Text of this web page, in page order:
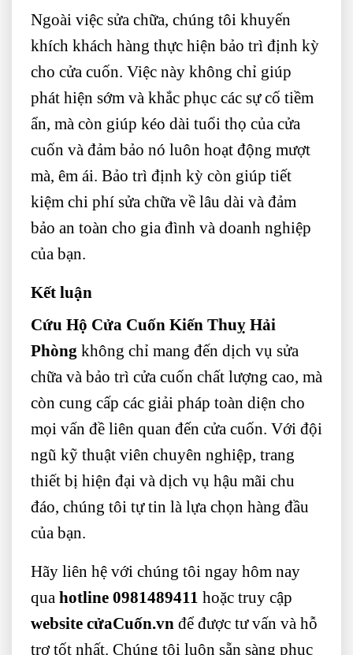
Ngoài việc sửa chữa, chúng tôi khuyến
khích khách hàng thực hiện bảo trì định kỳ
cho cửa cuốn. Việc này không chỉ giúp
phát hiện sớm và khắc phục các sự cố tiềm
ẩn, mà còn giúp kéo dài tuổi thọ của cửa
cuốn và đảm bảo nó luôn hoạt động mượt
mà, êm ái. Bảo trì định kỳ còn giúp tiết
kiệm chi phí sửa chữa về lâu dài và đảm
bảo an toàn cho gia đình và doanh nghiệp
của bạn.
Kết luận
Cứu Hộ Cửa Cuốn Kiến Thuỵ Hải
Phòng không chỉ mang đến dịch vụ sửa
chữa và bảo trì cửa cuốn chất lượng cao, mà
còn cung cấp các giải pháp toàn diện cho
mọi vấn đề liên quan đến cửa cuốn. Với đội
ngũ kỹ thuật viên chuyên nghiệp, trang
thiết bị hiện đại và dịch vụ hậu mãi chu
đáo, chúng tôi tự tin là lựa chọn hàng đầu
của bạn.
Hãy liên hệ với chúng tôi ngay hôm nay
qua hotline 0981489411 hoặc truy cập
website cửaCuốn.vn để được tư vấn và hỗ
trợ tốt nhất. Chúng tôi luôn sẵn sàng phục